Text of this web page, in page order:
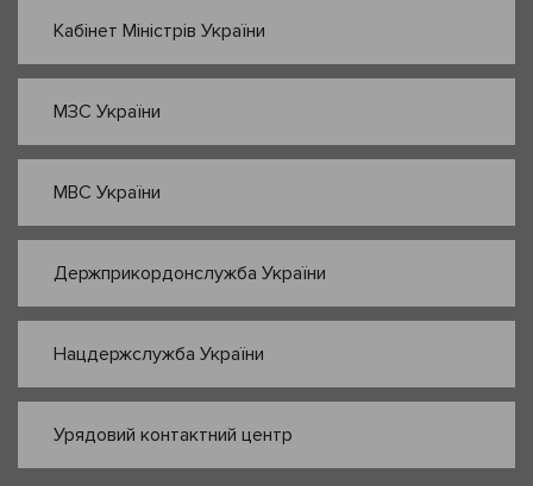
Кабінет Міністрів України
МЗС України
МВС України
Держприкордонслужба України
Нацдержслужба України
Урядовий контактний центр